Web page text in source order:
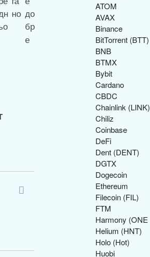
ATOM
AVAX
Binance
BitTorrent (BTT)
BNB
BTMX
Bybit
Cardano
CBDC
Chainlink (LINK)
Chiliz
Coinbase
DeFi
Dent (DENT)
DGTX
Dogecoin
Ethereum
Filecoin (FIL)
FTM
Harmony (ONE
Helium (HNT)
Holo (Hot)
Huobi